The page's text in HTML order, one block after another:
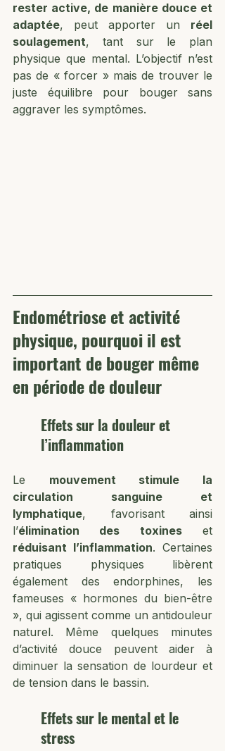
rester active, de manière douce et
adaptée, peut apporter un réel
soulagement, tant sur le plan
physique que mental. L’objectif n’est
pas de « forcer » mais de trouver le
juste équilibre pour bouger sans
aggraver les symptômes.
Endométriose et activité
physique, pourquoi il est
important de bouger même
en période de douleur
Effets sur la douleur et
l’inflammation
Le mouvement stimule la
circulation sanguine et
lymphatique, favorisant ainsi
l’élimination des toxines
réduisant l’inflammation. Certaines
pratiques physiques libèrent
également des endorphines, les
fameuses « hormones du bien-être
», qui agissent comme un antidouleur
naturel. Même quelques minutes
d’activité douce peuvent aider à
diminuer la sensation de lourdeur et
de tension dans le bassin.
Effets sur le mental et le
stress